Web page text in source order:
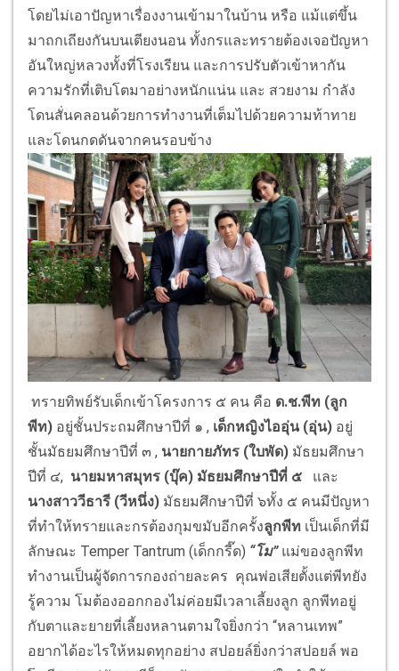
โดยไม่เอาปัญหาเรื่องงานเข้ามาในบ้าน หรือ แม้แต่ขึ้น
มาถกเถียงกันบนเตียงนอน ทั้งกรและทรายต้องเจอปัญหา
อันใหญ่หลวงทั้งที่โรงเรียน และการปรับตัวเข้าหากัน
ความรักที่เติบโตมาอย่างหนักแน่น และ สวยงาม กำลัง
โดนสั่นคลอนด้วยการทำงานที่เต็มไปด้วยความท้าทาย
และโดนกดดันจากคนรอบข้าง
ทรายทิพย์รับเด็กเข้าโครงการ ๕ คน คือ ด.ช.พีท (ลูก
พีท) อยู่ชั้นประถมศึกษาปีที่ ๑ , เด็กหญิงไออุ่น (อุ่น) อยู่
ชั้นมัธยมศึกษาปีที่ ๓ , นายกายภัทร (ใบพัด) มัธยมศึกษา
ปีที่ ๔, นายมหาสมุทร (บุ๊ค) มัธยมศึกษาปีที่ ๕ และ
นางสาววีธารี (วีหนึ่ง) มัธยมศึกษาปีที่ ๖ทั้ง ๕ คนมีปัญหา
ที่ทำให้ทรายและกรต้องกุมขมับอีกครั้งลูกพีท เป็นเด็กที่มี
ลักษณะ Temper Tantrum (เด็กกรี๊ด) “โม”แม่ของลูกพีท
ทำงานเป็นผู้จัดการกองถ่ายละคร คุณพ่อเสียตั้งแต่พีทยัง
รู้ความ โมต้องออกกองไม่ค่อยมีเวลาเลี้ยงลูก ลูกพีทอยู่
กับตาและยายที่เลี้ยงหลานตามใจยิ่งกว่า “หลานเทพ”
อยากได้อะไรให้หมดทุกอย่าง สปอยล์ยิ่งกว่าสปอยล์ พอ